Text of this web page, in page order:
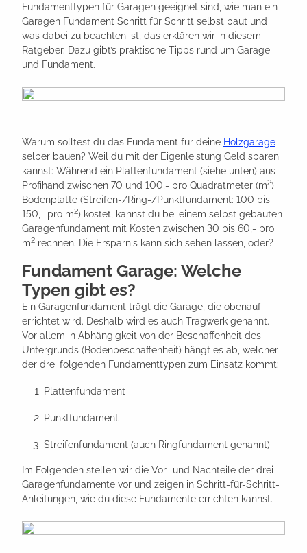
Fundamenttypen für Garagen geeignet sind, wie man ein
Garagen Fundament Schritt für Schritt selbst baut und
was dabei zu beachten ist, das erklären wir in diesem
Ratgeber. Dazu gibt’s praktische Tipps rund um Garage
und Fundament.
Warum solltest du das Fundament für deine Holzgarage
selber bauen? Weil du mit der Eigenleistung Geld sparen
kannst: Während ein Plattenfundament (siehe unten) aus
Profihand zwischen 70 und 100,- pro Quadratmeter (m2)
Bodenplatte (Streifen-/Ring-/Punktfundament: 100 bis
150,- pro m2) kostet, kannst du bei einem selbst gebauten
Garagenfundament mit Kosten zwischen 30 bis 60,- pro
m2 rechnen. Die Ersparnis kann sich sehen lassen, oder?
Fundament Garage: Welche
Typen gibt es?
Ein Garagenfundament trägt die Garage, die obenauf
errichtet wird. Deshalb wird es auch Tragwerk genannt.
Vor allem in Abhängigkeit von der Beschaffenheit des
Untergrunds (Bodenbeschaffenheit) hängt es ab, welcher
der drei folgenden Fundamenttypen zum Einsatz kommt:
Plattenfundament
Punktfundament
Streifenfundament (auch Ringfundament genannt)
Im Folgenden stellen wir die Vor- und Nachteile der drei
Garagenfundamente vor und zeigen in Schritt-für-Schritt-
Anleitungen, wie du diese Fundamente errichten kannst.